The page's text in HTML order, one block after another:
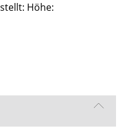
Höhe: